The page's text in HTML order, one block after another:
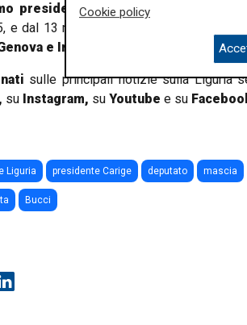
presidente della Regione Ligur
e dal 13 marzo 1981 rivestì la carica di
e Imperia".
sulle principali notizie sulla Liguria
su Instagram, su Youtube e su
Liguria presidente Carige deputato mascia
Bucci
Cookie policy